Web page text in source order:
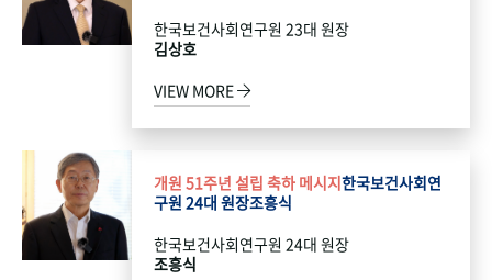
한국보건사회연구원 23대 원장
김상호
VIEW MORE
개원 51주년 설립 축하 메시지한국보건사회연
구원 24대 원장조흥식
한국보건사회연구원 24대 원장
조흥식